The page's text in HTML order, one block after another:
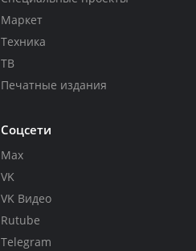
Маркет
Техника
ТВ
Печатные издания
Соцсети
Max
VK
VK Видео
Rutube
Telegram